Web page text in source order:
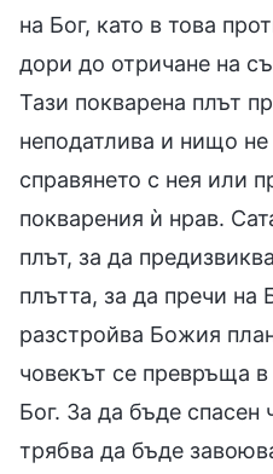
на Бог, като в това
дори до отричане на
Тази покварена плът
неподатлива и нищо
справянето с нея или
покварения ѝ нрав.
плът, за да
плътта, за да пречи
разстройва Божия
човекът се превръща в
Бог. За да бъде спасен
трябва да бъде